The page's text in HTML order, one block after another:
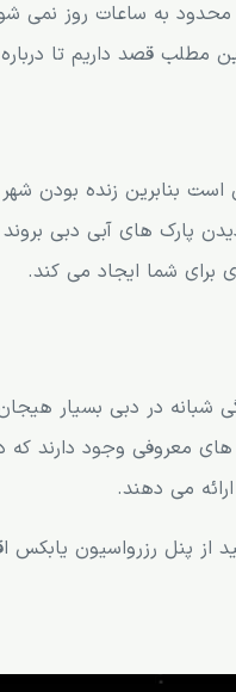
به ساعات روز نمی
مطلب قصد داریم تا درباره
است بنابرین زنده بودن
پارک های آبی دبی
برای شما ایجاد می کند.
شبانه در دبی بسیار
معروفی وجود دارند که
می دهند.
از پنل رزرواسیون یابکس